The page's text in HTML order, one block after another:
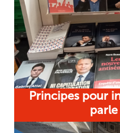
Principes pour